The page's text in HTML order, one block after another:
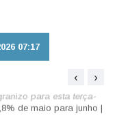
07:17
para esta terça-
‹ ›